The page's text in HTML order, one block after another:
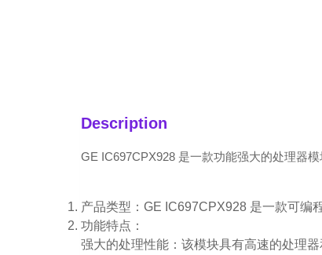
Description
GE IC697CPX928 是一款功能强大的处理器
产品类型：GE IC697CPX928 是一款可编
功能特点：
强大的处理性能：该模块具有高速的处理